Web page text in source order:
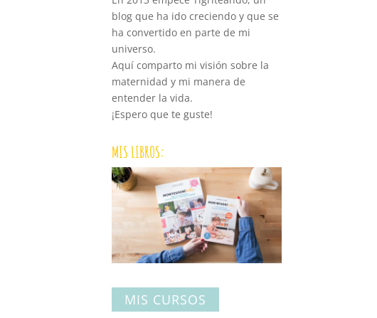
blog que ha ido creciendo y que se
ha convertido en parte de mi
universo.
Aquí comparto mi visión sobre la
maternidad y mi manera de
entender la vida.
¡Espero que te guste!
MIS LIBROS:
MIS CURSOS